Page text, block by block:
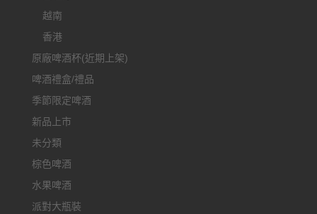
越南
香港
原廠啤酒杯(近期上架)
啤酒禮盒/禮品
季節限定啤酒
新品上市
未分類
棕色啤酒
水果啤酒
派對大瓶裝